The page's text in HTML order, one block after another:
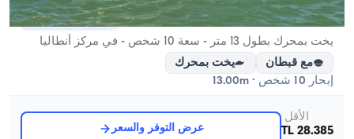
مركز أنطاليا, Antalya 5.0
(
5 مراجعة)
يخت بمحرك بطول 13 متر - سعة 10 شخص - في مركز أنطاليا
مع قبطان
يخت بمحرك
إبحار 10 شخص · 13.00m
الأقل
28.385 TL
عرض التوفر والسعر